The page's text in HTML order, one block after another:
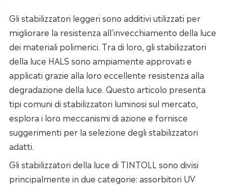
Gli stabilizzatori leggeri sono additivi utilizzati per
migliorare la resistenza all'invecchiamento della luce
dei materiali polimerici. Tra di loro, gli stabilizzatori
della luce HALS sono ampiamente approvati e
applicati grazie alla loro eccellente resistenza alla
degradazione della luce. Questo articolo presenta
tipi comuni di stabilizzatori luminosi sul mercato,
esplora i loro meccanismi di azione e fornisce
suggerimenti per la selezione degli stabilizzatori
adatti.
Gli stabilizzatori della luce di TINTOLL sono divisi
principalmente in due categorie: assorbitori UV